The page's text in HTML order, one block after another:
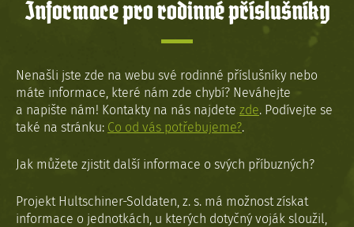
Informace pro rodinné příslušníky
Nenašli jste zde na webu své rodinné příslušníky nebo
máte informace, které nám zde chybí? Neváhejte
a napište nám! Kontakty na nás najdete zde. Podívejte se
také na stránku: Co od vás potřebujeme?.
Jak můžete zjistit další informace o svých příbuzných?
Projekt Hultschiner-Soldaten, z. s. má možnost získat
informace o jednotkách, u kterých dotyčný voják sloužil,